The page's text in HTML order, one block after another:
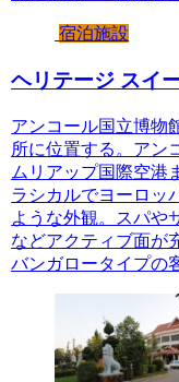
宿泊施設
ヘリテージ スイ
アンコール国立博物
所に位置する。アン
ムリアップ国際空港
ラシカルでヨーロッ
ような外観。スパや
などアクティブ面が
バンガロータイプの